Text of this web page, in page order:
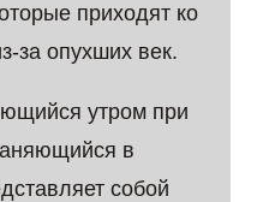
приходят ко
за опухших век.
утром при
в
собой